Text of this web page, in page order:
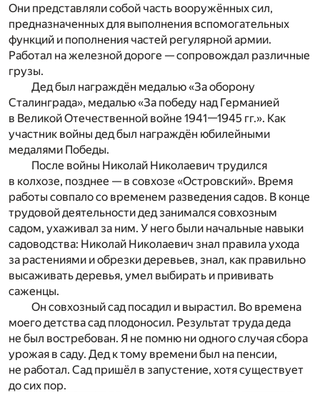
Они представляли собой часть вооружённых сил,
предназначенных для выполнения вспомогательных
функций и пополнения частей регулярной армии.
Работал на железной дороге — сопровождал различные
грузы.
Дед был награждён медалью «За оборону
Сталинграда», медалью «За победу над Германией
в Великой Отечественной войне 1941—1945 гг.». Как
участник войны дед был награждён юбилейными
медалями Победы.
После войны Николай Николаевич трудился
в колхозе, позднее — в совхозе «Островский». Время
работы совпало со временем разведения садов. В конце
трудовой деятельности дед занимался совхозным
садом, ухаживал за ним. У него были начальные навыки
садоводства: Николай Николаевич знал правила ухода
за растениями и обрезки деревьев, знал, как правильно
высаживать деревья, умел выбирать и прививать
саженцы.
Он совхозный сад посадил и вырастил. Во времена
моего детства сад плодоносил. Результат труда деда
не был востребован. Я не помню ни одного случая сбора
урожая в саду. Дед к тому времени был на пенсии,
не работал. Сад пришёл в запустение, хотя существует
до сих пор.